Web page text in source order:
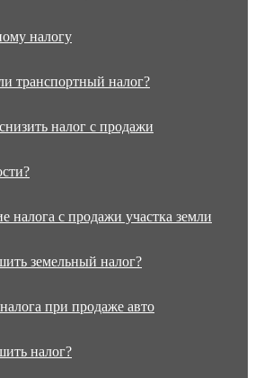
налогу
транспортный налог?
налог с продажи
налога с продажи участка земли
земельный налог?
при продаже авто
налог?